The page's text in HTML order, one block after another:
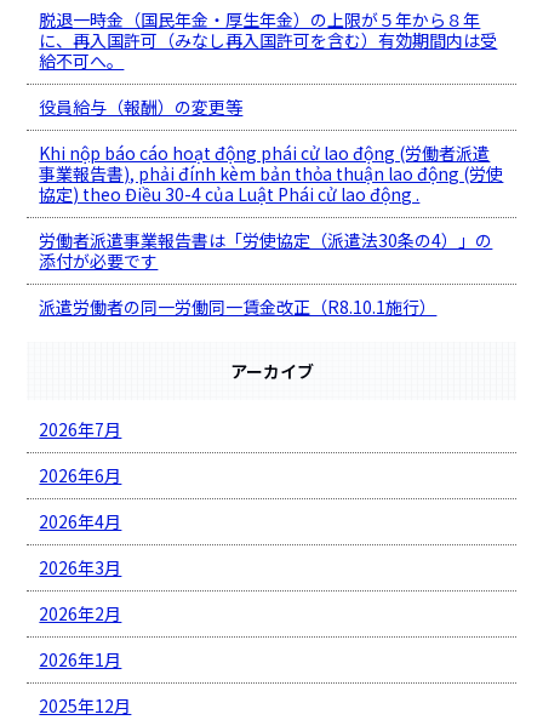
脱退一時金（国民年金・厚生年金）の上限が５年から８年
に、再入国許可（みなし再入国許可を含む）有効期間内は受
給不可へ。
役員給与（報酬）の変更等
Khi nộp báo cáo hoạt động phái cử lao động (労働者派遣
事業報告書), phải đính kèm bản thỏa thuận lao động (労使
協定) theo Điều 30-4 của Luật Phái cử lao động .
労働者派遣事業報告書は「労使協定（派遣法30条の4）」の
添付が必要です
派遣労働者の同一労働同一賃金改正（R8.10.1施行）
アーカイブ
2026年7月
2026年6月
2026年4月
2026年3月
2026年2月
2026年1月
2025年12月